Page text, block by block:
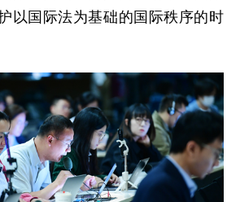
以国际法为基础的国际秩序的时